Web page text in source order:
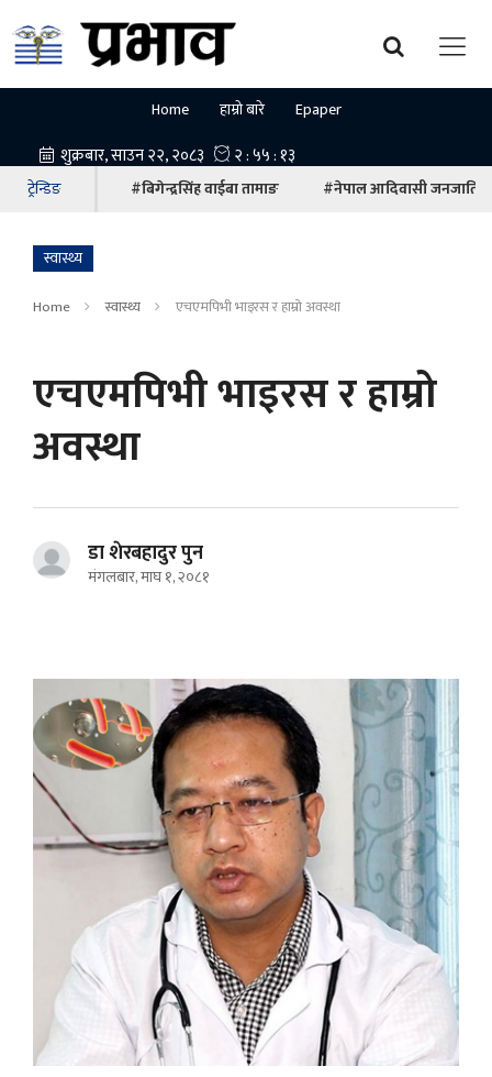
Home हाम्रो बारे Epaper
ट्रेन्डिङ #बिगेन्द्रसिंह वाईबा तामाङ #नेपाल आदिवासी जनजाति
स्वास्थ्य
Home स्वास्थ्य एचएमपिभी भाइरस र हाम्रो अवस्था
एचएमपिभी भाइरस र हाम्रो
अवस्था
डा शेरबहादुर पुन
मंगलबार, माघ १, २०८१